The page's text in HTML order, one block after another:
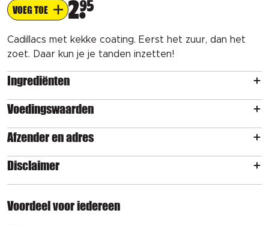
VOEG TOE 295
Cadillacs met kekke coating. Eerst het zuur, dan het
zoet. Daar kun je je tanden inzetten!
Ingrediënten
Voedingswaarden
Afzender en adres
Disclaimer
Voordeel voor iedereen